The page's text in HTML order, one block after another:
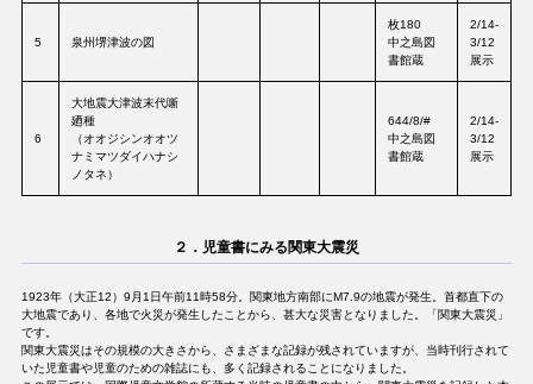
5 泉州堺津波の図
枚180
中之島図
書館蔵
2/14-
3/12
展示
6
大地震大津波末代噺
廼種
（オオジシンオオツ
ナミマツダイハナシ
ノタネ）
644/8/#
中之島図
書館蔵
2/14-
3/12
展示
２．児童書にみる関東大震災
1923年（大正12）9月1日午前11時58分。関東地方南部にM7.9の地震が発生。首都直下の
大地震であり、各地で火災が発生したことから、甚大な災害となりました。「関東大震災」
です。
関東大震災はその規模の大きさから、さまざまな記録が残されていますが、当時刊行されて
いた児童書や児童のための雑誌にも、多く記録されることになりました。